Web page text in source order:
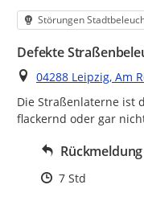
Kategorie
Störungen
Defekte
Ort
04288 Leipzig, Am
Die Straßenlaterne ist
flackernd oder gar
Rückmeldung
Zeitpunkt des
7 Std